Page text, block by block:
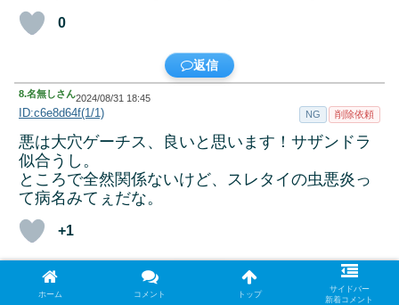
0
返信
8.名無しさん2024/08/31 18:45
ID:c6e8d64f(1/1) NG 削除依頼
悪は大穴ゲーチス、良いと思います！サザンドラ
似合うし。
ところで全然関係ないけど、スレタイの虫悪炎っ
て病名みてぇだな。
+1
名無しさん
ホーム コメント トップ
サイドバー
新着コメント